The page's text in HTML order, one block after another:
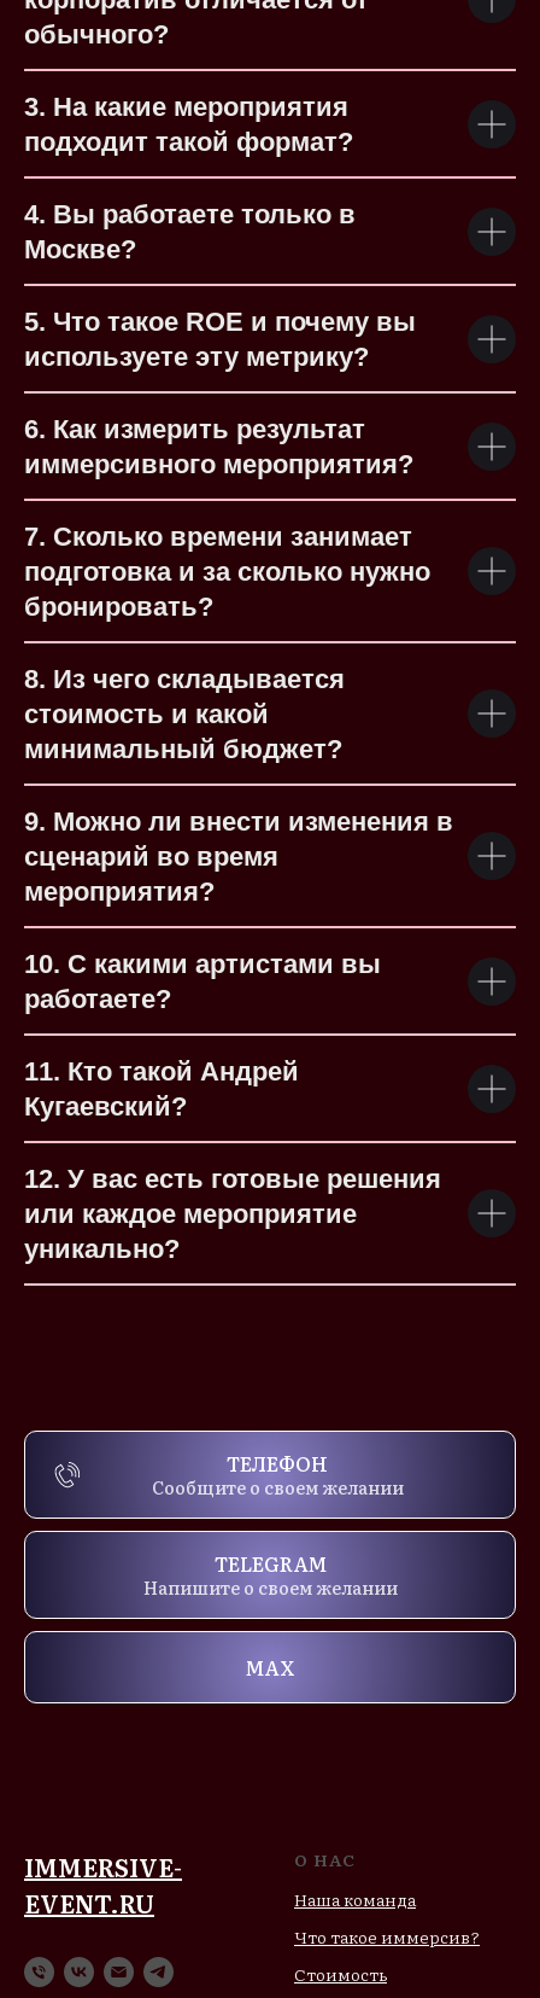
обычного?
3. На какие мероприятия
подходит такой формат?
4. Вы работаете только в
Москве?
5. Что такое ROE и почему вы
используете эту метрику?
6. Как измерить результат
иммерсивного мероприятия?
7. Сколько времени занимает
подготовка и за сколько нужно
бронировать?
8. Из чего складывается
стоимость и какой
минимальный бюджет?
9. Можно ли внести изменения в
сценарий во время
мероприятия?
10. С какими артистами вы
работаете?
11. Кто такой Андрей
Кугаевский?
12. У вас есть готовые решения
или каждое мероприятие
уникально?
ТЕЛЕФОН
Сообщите о своем желании
TELEGRAM
Напишите о своем желании
MAX
IMMERSIVE-
EVENT.RU
О НАС
Наша команда
Что такое иммерсив?
Стоимость